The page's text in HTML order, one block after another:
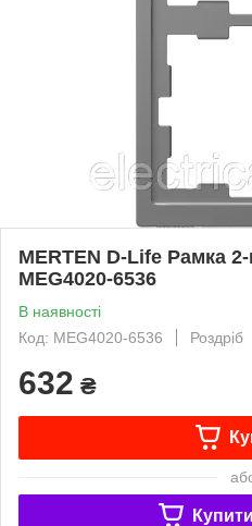
MERTEN D-Life Рамка
MEG4020-6536
В наявності
Код: MEG4020-6536
Роздріб
632 ₴